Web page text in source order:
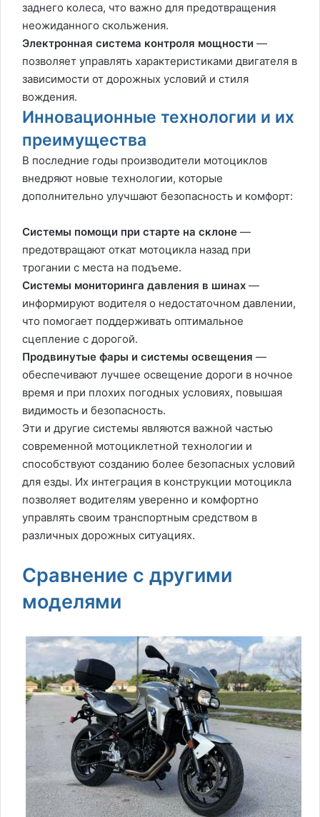
заднего колеса, что важно для предотвращения
неожиданного скольжения.
Электронная система контроля мощности —
позволяет управлять характеристиками двигателя в
зависимости от дорожных условий и стиля
вождения.
Инновационные технологии и их
преимущества
В последние годы производители мотоциклов
внедряют новые технологии, которые
дополнительно улучшают безопасность и комфорт:
Системы помощи при старте на склоне —
предотвращают откат мотоцикла назад при
трогании с места на подъеме.
Системы мониторинга давления в шинах —
информируют водителя о недостаточном давлении,
что помогает поддерживать оптимальное
сцепление с дорогой.
Продвинутые фары и системы освещения —
обеспечивают лучшее освещение дороги в ночное
время и при плохих погодных условиях, повышая
видимость и безопасность.
Эти и другие системы являются важной частью
современной мотоциклетной технологии и
способствуют созданию более безопасных условий
для езды. Их интеграция в конструкции мотоцикла
позволяет водителям уверенно и комфортно
управлять своим транспортным средством в
различных дорожных ситуациях.
Сравнение с другими
моделями